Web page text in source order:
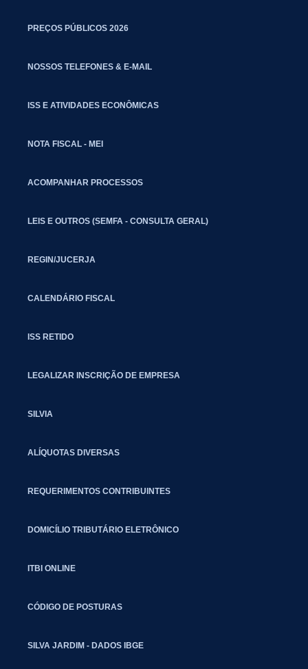
PREÇOS PÚBLICOS 2026
NOSSOS TELEFONES & E-MAIL
ISS E ATIVIDADES ECONÔMICAS
NOTA FISCAL - MEI
ACOMPANHAR PROCESSOS
LEIS E OUTROS (SEMFA - CONSULTA GERAL)
REGIN/JUCERJA
CALENDÁRIO FISCAL
ISS RETIDO
LEGALIZAR INSCRIÇÃO DE EMPRESA
SILVIA
ALÍQUOTAS DIVERSAS
REQUERIMENTOS CONTRIBUINTES
DOMICÍLIO TRIBUTÁRIO ELETRÔNICO
ITBI ONLINE
CÓDIGO DE POSTURAS
SILVA JARDIM - DADOS IBGE